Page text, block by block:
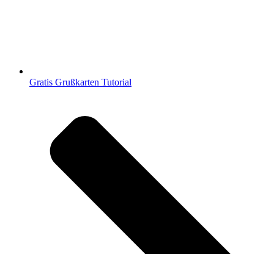
Gratis Grußkarten Tutorial